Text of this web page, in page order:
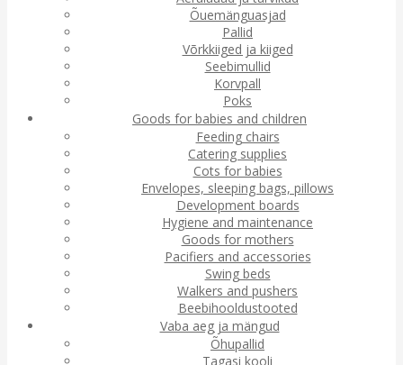
Õuemänguasjad
Pallid
Võrkkiiged ja kiiged
Seebimullid
Korvpall
Poks
Goods for babies and children
Feeding chairs
Catering supplies
Cots for babies
Envelopes, sleeping bags, pillows
Development boards
Hygiene and maintenance
Goods for mothers
Pacifiers and accessories
Swing beds
Walkers and pushers
Beebihooldustooted
Vaba aeg ja mängud
Õhupallid
Tagasi kooli